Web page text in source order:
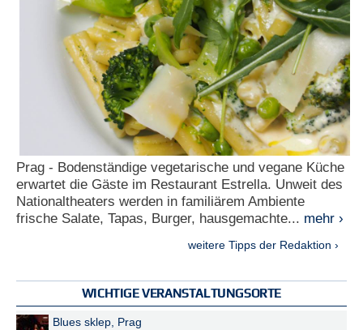
Prag - Bodenständige vegetarische und vegane Küche
erwartet die Gäste im Restaurant Estrella. Unweit des
Nationaltheaters werden in familiärem Ambiente
frische Salate, Tapas, Burger, hausgemachte... mehr ›
weitere Tipps der Redaktion ›
WICHTIGE VERANSTALTUNGSORTE
Blues sklep, Prag